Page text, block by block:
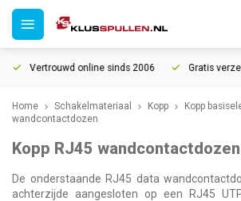
Vertrouwd online sinds 2006 Gratis
Home Schakelmateriaal Kopp Kopp
wandcontactdozen
Kopp RJ45 wandcontactdozen
De onderstaande RJ45 data
achterzijde aangesloten op een RJ45